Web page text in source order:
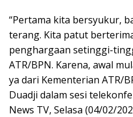
“Pertama kita bersyukur,
terang. Kita patut
penghargaan setinggi-
ATR/BPN. Karena, awal
ya dari Kementerian ATR/
Duadji dalam sesi
News TV, Selasa (04/02/